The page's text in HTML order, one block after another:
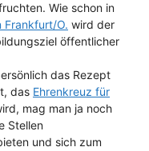
Wie schon in
Frankfurt/O. wird der
öffentlicher
das Rezept
das Ehrenkreuz für
mag man ja noch
Stellen
und sich zum